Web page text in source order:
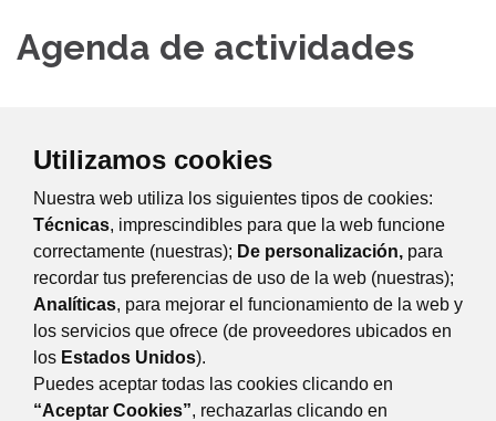
Utilizamos cookies
Nuestra web utiliza los siguientes tipos de cookies:
Técnicas, imprescindibles para que la web funcione
correctamente (nuestras); De personalización, para
recordar tus preferencias de uso de la web (nuestras);
Analíticas, para mejorar el funcionamiento de la web y
los servicios que ofrece (de proveedores ubicados en
los Estados Unidos).
Puedes aceptar todas las cookies clicando en
“Aceptar Cookies”, rechazarlas clicando en
Agenda de actividades
Anterior domingo30noviembre Siguiente
Carteles de las actividades